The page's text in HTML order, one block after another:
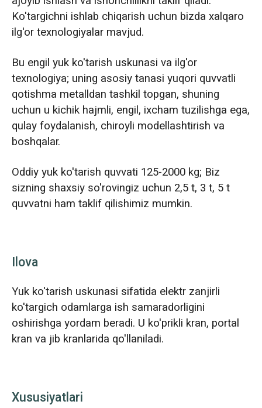
Ko'targichni ishlab chiqarish uchun bizda xalqaro
ilg'or texnologiyalar mavjud.
Bu engil yuk ko'tarish uskunasi va ilg'or
texnologiya; uning asosiy tanasi yuqori quvvatli
qotishma metalldan tashkil topgan, shuning
uchun u kichik hajmli, engil, ixcham tuzilishga ega,
qulay foydalanish, chiroyli modellashtirish va
boshqalar.
Oddiy yuk ko'tarish quvvati 125-2000 kg; Biz
sizning shaxsiy so'rovingiz uchun 2,5 t, 3 t, 5 t
quvvatni ham taklif qilishimiz mumkin.
Ilova
Yuk ko'tarish uskunasi sifatida elektr zanjirli
ko'targich odamlarga ish samaradorligini
oshirishga yordam beradi. U ko'prikli kran, portal
kran va jib kranlarida qo'llaniladi.
Xususiyatlari